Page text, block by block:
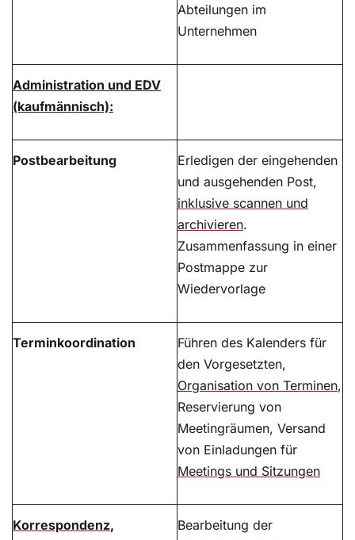
Abteilungen im
Unternehmen
Administration und EDV
(kaufmännisch):
Postbearbeitung
Erledigen der eingehenden
und ausgehenden Post,
inklusive scannen und
archivieren.
Zusammenfassung in einer
Postmappe zur
Wiedervorlage
Terminkoordination
Führen des Kalenders für
den Vorgesetzten,
Organisation von Terminen,
Reservierung von
Meetingräumen, Versand
von Einladungen für
Meetings und Sitzungen
Korrespondenz,
Bearbeitung der